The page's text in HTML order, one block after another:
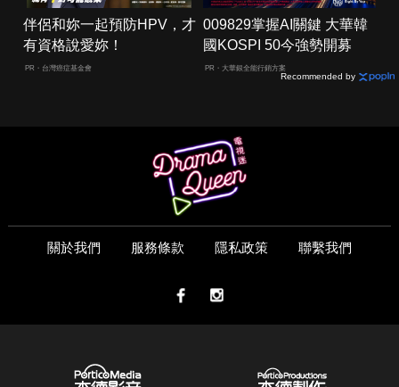
伴侶和妳一起預防HPV，才
有資格說愛妳！
PR・台灣癌症基金會
009829掌握AI關鍵 大華韓
國KOSPI 50今強勢開募
PR・大華銀全能行銷方案
Recommended by
關於我們 服務條款 隱私政策 聯繫我們